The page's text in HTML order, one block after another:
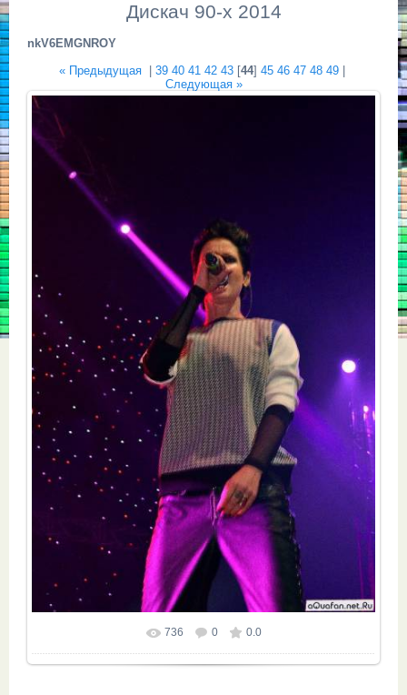
Дискач 90-х 2014
nkV6EMGNROY
« Предыдущая| 39 40 41 42 43[44] 45 46 47 48 49|
Следующая »
Размер фотографии: 682x1024
736 0 0.0